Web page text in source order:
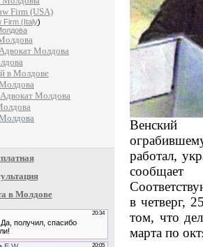
Firm (USA)
Firm (Italy)
Молдова
в Молдове
Адвокат Молдова
в Молдове
Венский
работал,
в четверг,
том, что
марта по